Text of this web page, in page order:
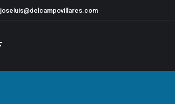
joseluis@delcampovillares.com